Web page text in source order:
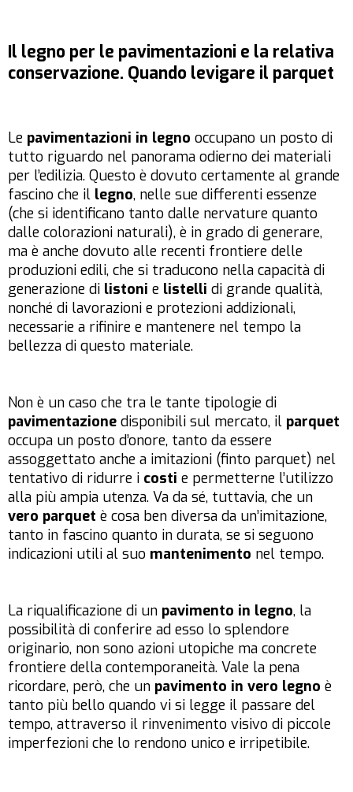
Il legno per le pavimentazioni e la relativa
conservazione. Quando levigare il parquet
Le pavimentazioni in legno occupano un posto di
tutto riguardo nel panorama odierno dei materiali
per l’edilizia. Questo è dovuto certamente al grande
fascino che il legno, nelle sue differenti essenze
(che si identificano tanto dalle nervature quanto
dalle colorazioni naturali), è in grado di generare,
ma è anche dovuto alle recenti frontiere delle
produzioni edili, che si traducono nella capacità di
generazione di listoni e listelli di grande qualità,
nonché di lavorazioni e protezioni addizionali,
necessarie a rifinire e mantenere nel tempo la
bellezza di questo materiale.
Non è un caso che tra le tante tipologie di
pavimentazione disponibili sul mercato, il parquet
occupa un posto d’onore, tanto da essere
assoggettato anche a imitazioni (finto parquet) nel
tentativo di ridurre i costi e permetterne l’utilizzo
alla più ampia utenza. Va da sé, tuttavia, che un
vero parquet è cosa ben diversa da un’imitazione,
tanto in fascino quanto in durata, se si seguono
indicazioni utili al suo mantenimento nel tempo.
La riqualificazione di un pavimento in legno, la
possibilità di conferire ad esso lo splendore
originario, non sono azioni utopiche ma concrete
frontiere della contemporaneità. Vale la pena
ricordare, però, che un pavimento in vero legno è
tanto più bello quando vi si legge il passare del
tempo, attraverso il rinvenimento visivo di piccole
imperfezioni che lo rendono unico e irripetibile.